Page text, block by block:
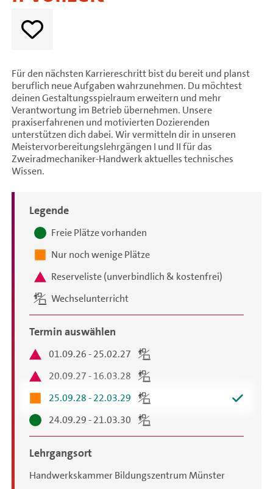
Für den nächsten Karriereschritt bist du bereit und planst
beruflich neue Aufgaben wahrzunehmen. Du möchtest
deinen Gestaltungsspielraum erweitern und mehr
Verantwortung im Betrieb übernehmen. Unsere
praxiserfahrenen und motivierten Dozierenden
unterstützen dich dabei. Wir vermitteln dir in unseren
Meistervorbereitungslehrgängen I und II für das
Zweiradmechaniker-Handwerk aktuelles technisches
Wissen.
Terminauswahl
Legende
Freie Plätze vorhanden
Nur noch wenige Plätze
Reserveliste (unverbindlich & kostenfrei)
Wechselunterricht
Termin auswählen
01.09.26 - 25.02.27
20.09.27 - 16.03.28
25.09.28 - 22.03.29
24.09.29 - 21.03.30
Lehrgangsort
Handwerkskammer Bildungszentrum Münster